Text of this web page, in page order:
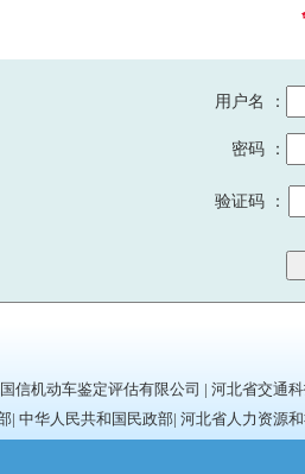
用户名 ：
密码 ：
验证码 ：
信机动车鉴定评估有限公司 | 河北省交通
| 中华人民共和国民政部| 河北省人力资源